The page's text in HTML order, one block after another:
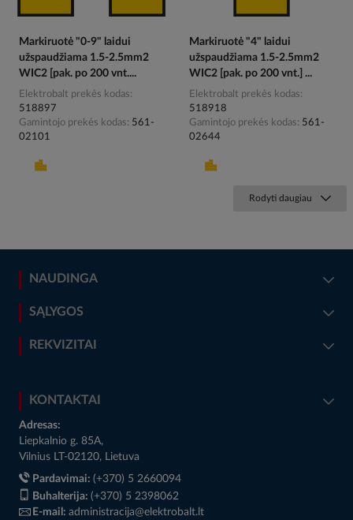
Markiruotė "0-9" laidui
užspaudžiama 1.5-2.5mm2
WIC2 [pak. po 200 vnt....
Elektrobalt prekės kodas
518897
Gamintojo prekės kodas
561-
02101
Markiruotė "4" laidui
užspaudžiama 1.5-2.5mm2
WIC2 [pak. po 200 vnt.] ...
Elektrobalt prekės kodas
518918
Gamintojo prekės kodas
561-
02644
Rodyti daugiau
NAUDINGA
SĄLYGOS
REKVIZITAI
KONTAKTAI
Adresas:
Liepkalnio g. 85A,
Vilnius LT-02120, Lietuva
Pardavimai: (+370) 5 2660094
Buhalterija: (+370) 5 2398062
E-mail: administracija@elektrobalt.lt